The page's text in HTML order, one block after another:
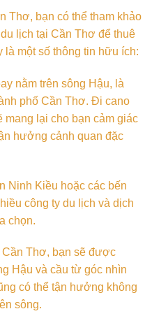
Thơ, bạn có thể tham khảo
lịch tại Cần Thơ để thuê
một số thông tin hữu ích:
nằm trên sông Hậu, là
phố Cần Thơ. Đi cano
mang lại cho bạn cảm giác
hưởng cảnh quan đặc
Ninh Kiều hoặc các bến
công ty du lịch và dịch
chọn.
Cần Thơ, bạn sẽ được
Hậu và cầu từ góc nhìn
có thể tận hưởng không
sông.